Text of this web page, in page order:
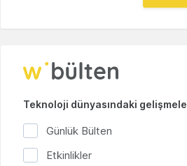
Teknoloji dünyasındaki
Günlük Bülten
Etkinlikler